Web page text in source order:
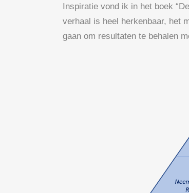
Inspiratie vond ik in het boek
verhaal is heel herkenbaar, het
gaan om resultaten te behalen